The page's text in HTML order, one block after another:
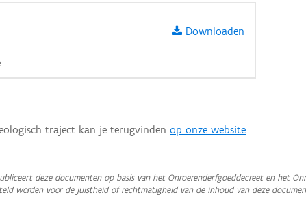
Downloaden
traject kan je terugvindenop onze website.
deze documenten op basis van het Onroerenderfgoeddecreet en het
worden voor de juistheid of rechtmatigheid van de inhoud van deze